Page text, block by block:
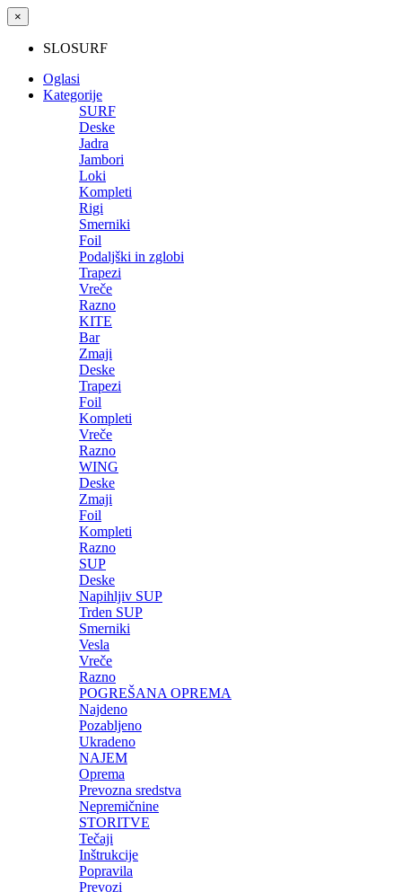
×
SLOSURF
Oglasi
Kategorije
SURF
Deske
Jadra
Jambori
Loki
Kompleti
Rigi
Smerniki
Foil
Podaljški in zglobi
Trapezi
Vreče
Razno
KITE
Bar
Zmaji
Deske
Trapezi
Foil
Kompleti
Vreče
Razno
WING
Deske
Zmaji
Foil
Kompleti
Razno
SUP
Deske
Napihljiv SUP
Trden SUP
Smerniki
Vesla
Vreče
Razno
POGREŠANA OPREMA
Najdeno
Pozabljeno
Ukradeno
NAJEM
Oprema
Prevozna sredstva
Nepremičnine
STORITVE
Tečaji
Inštrukcije
Popravila
Prevozi